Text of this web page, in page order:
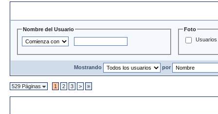
Nombre del Usuario
Foto
Usuarios
Mostrando por
529 Páginas 1 2 3 > »